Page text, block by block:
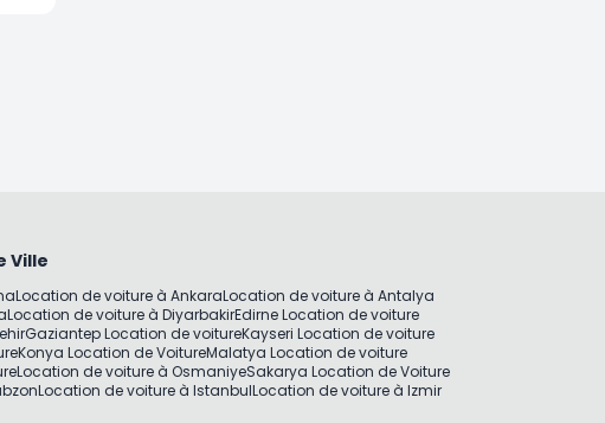
Ville
Location de voiture à AnkaraLocation de voiture à Antalya
Location de voiture à DiyarbakirEdirne Location de voiture
Gaziantep Location de voitureKayseri Location de voiture
Konya Location de VoitureMalatya Location de voiture
Location de voiture à OsmaniyeSakarya Location de Voiture
Location de voiture à IstanbulLocation de voiture à Izmir